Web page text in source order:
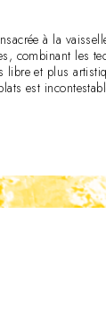
à la
combinant les
libre et plus
est